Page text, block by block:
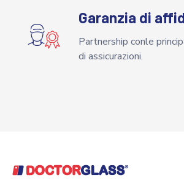
Garanzia di
Partnership conle
di assicurazioni.